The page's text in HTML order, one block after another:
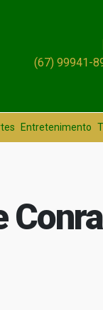
(67) 99941-
Entretenimento